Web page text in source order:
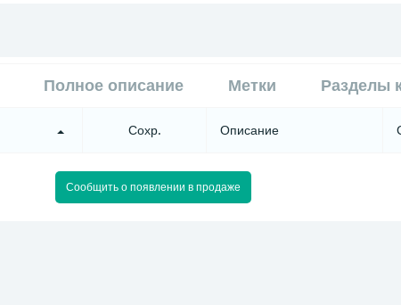
Полное описание Метки Разделы
Сохр. Описание
Сообщить о появлении в продаже